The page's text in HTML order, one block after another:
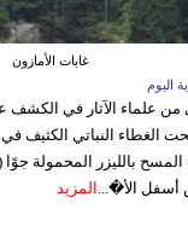
غابات الأمازون
اليوم
علماء الآثار في الكشف
الغطاء النباتي الكثيف في
أسفل الأ�... المزيد